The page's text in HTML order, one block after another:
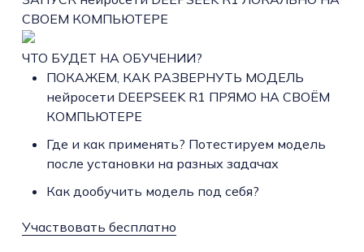
СВОЕМ КОМПЬЮТЕРЕ
ЧТО БУДЕТ НА ОБУЧЕНИИ?
ПОКАЖЕМ, КАК РАЗВЕРНУТЬ МОДЕЛЬ
нейросети DEEPSEEK R1 ПРЯМО НА СВОЁМ
КОМПЬЮТЕРЕ
Где и как применять? Потестируем модель
после установки на разных задачах
Как дообучить модель под себя?
Участвовать бесплатно